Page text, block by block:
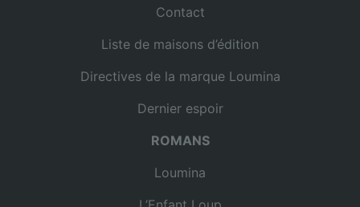
Contact
Liste de maisons d’édition
Directives de la marque Loumina
Dernier espoir
ROMANS
Loumina